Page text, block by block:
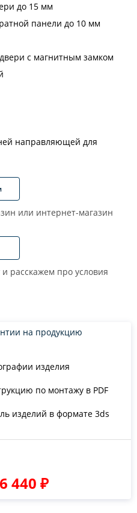
до 15 мм
панели до 10 мм
с магнитным замком
направляющей для
или интернет-магазин
расскажем про условия
изделия
по монтажу в PDF
изделий в формате 3ds
на продукцию
440 ₽